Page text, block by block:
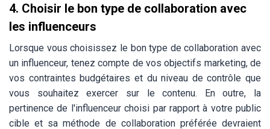
4. Choisir le bon type de collaboration avec
les influenceurs
Lorsque vous choisissez le bon type de collaboration avec
un influenceur, tenez compte de vos objectifs marketing, de
vos contraintes budgétaires et du niveau de contrôle que
vous souhaitez exercer sur le contenu. En outre, la
pertinence de l'influenceur choisi par rapport à votre public
cible et sa méthode de collaboration préférée devraient